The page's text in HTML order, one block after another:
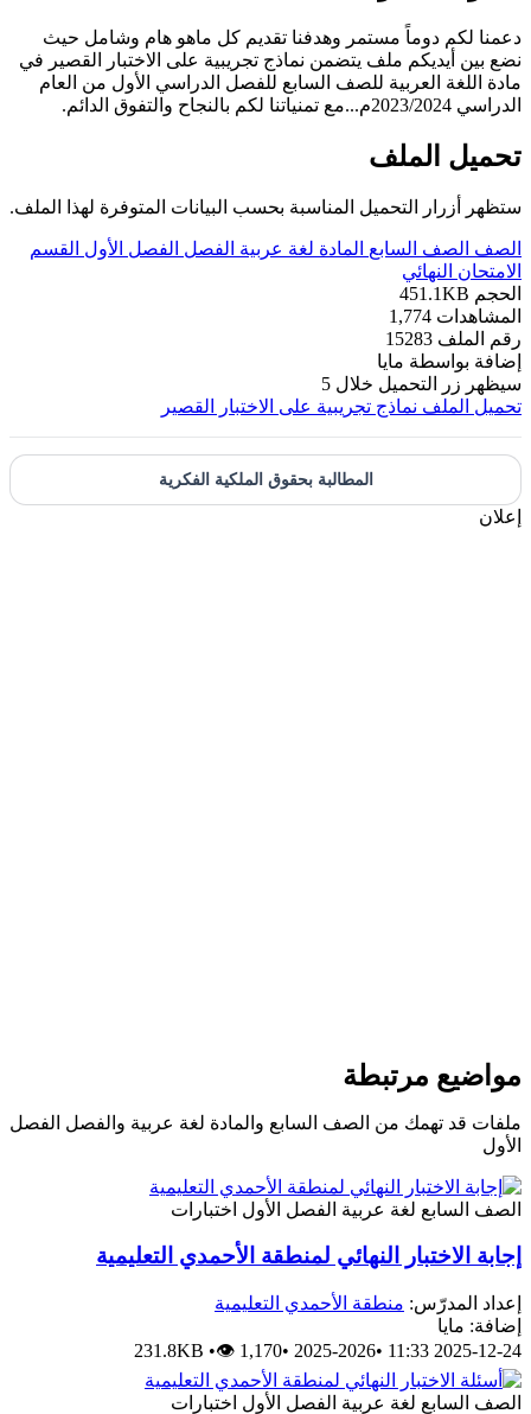
دعمنا لكم دوماً مستمر وهدفنا تقديم كل ماهو هام وشامل حيث
نضع بين أيديكم ملف يتضمن نماذج تجريبية على الاختبار القصير في
مادة اللغة العربية للصف السابع للفصل الدراسي الأول من العام
الدراسي 2023/2024م...مع تمنياتنا لكم بالنجاح والتفوق الدائم.
تحميل الملف
ستظهر أزرار التحميل المناسبة بحسب البيانات المتوفرة لهذا الملف.
الصف الصف السابع المادة لغة عربية الفصل الفصل الأول
القسم
الامتحان النهائي
الحجم 451.1KB
المشاهدات 1,774
رقم الملف 15283
إضافة بواسطة مايا
سيظهر زر التحميل خلال 5
تحميل الملف نماذج تجريبية على الاختبار القصير
المطالبة بحقوق الملكية الفكرية
إعلان
مواضيع مرتبطة
ملفات قد تهمك من الصف السابع والمادة لغة عربية والفصل الفصل
الأول
الصف السابع لغة عربية الفصل الأول اختبارات
إجابة الاختبار النهائي لمنطقة الأحمدي التعليمية
إعداد المدرّس: منطقة الأحمدي التعليمية
إضافة: مايا
2025-12-24 11:33
•
2025-2026
•
231.8KB •👁 1,170
الصف السابع لغة عربية الفصل الأول اختبارات